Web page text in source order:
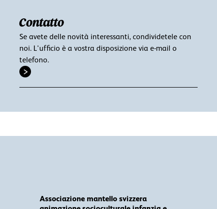
Contatto
Se avete delle novità interessanti, condividetele con
noi. L'ufficio è a vostra disposizione via e-mail o
telefono.
Associazione mantello svizzera